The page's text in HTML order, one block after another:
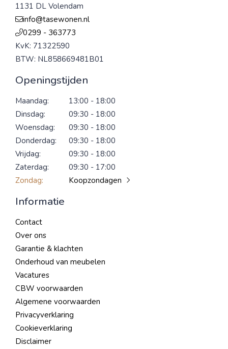
1131 DL Volendam
info@tasewonen.nl
0299 - 363773
KvK: 71322590
BTW: NL858669481B01
Openingstijden
Maandag:
13:00 - 18:00
Dinsdag:
09:30 - 18:00
Woensdag:
09:30 - 18:00
Donderdag:
09:30 - 18:00
Vrijdag:
09:30 - 18:00
Zaterdag:
09:30 - 17:00
Zondag:
Koopzondagen
Informatie
Contact
Over ons
Garantie & klachten
Onderhoud van meubelen
Vacatures
CBW voorwaarden
Algemene voorwaarden
Privacyverklaring
Cookieverklaring
Disclaimer